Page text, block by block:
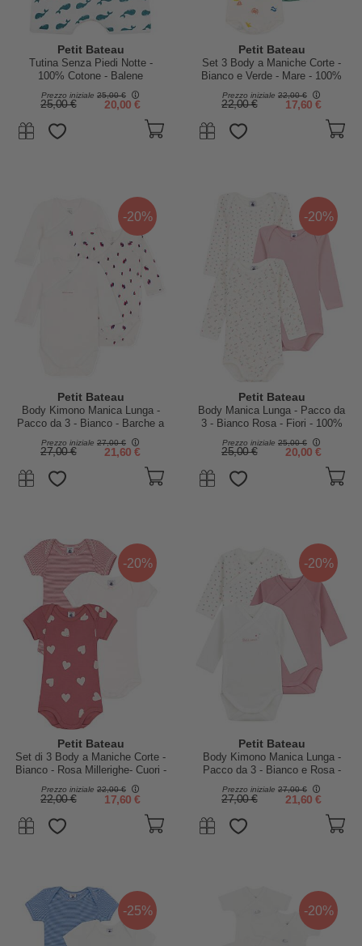
Petit Bateau
Tutina Senza Piedi Notte -
100% Cotone - Balene
Prezzo iniziale 25,00 €
25,00 € 20,00 €
Petit Bateau
Set 3 Body a Maniche Corte -
Bianco e Verde - Mare - 100%
Prezzo iniziale 22,00 €
22,00 € 17,60 €
-20%
Petit Bateau
Body Kimono Manica Lunga -
Pacco da 3 - Bianco - Barche a
Vela - 100% Cotone Bio
Prezzo iniziale 27,00 €
27,00 € 21,60 €
-20%
Petit Bateau
Body Manica Lunga - Pacco da
3 - Bianco Rosa - Fiori - 100%
Prezzo iniziale 25,00 €
25,00 € 20,00 €
-20%
Petit Bateau
Set di 3 Body a Maniche Corte -
Bianco - Rosa Millerighe- Cuori -
Prezzo iniziale 22,00 €
22,00 € 17,60 €
-20%
Petit Bateau
Body Kimono Manica Lunga -
Pacco da 3 - Bianco e Rosa -
Cuori - 100% Cotone Bio
Prezzo iniziale 27,00 €
27,00 € 21,60 €
-25% -20%